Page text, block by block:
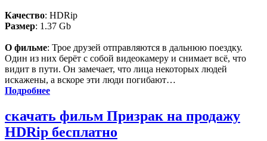
Качество: HDRip
Размер: 1.37 Gb
О фильме: Трое друзей отправляются в дальнюю поездку.
Один из них берёт с собой видеокамеру и снимает всё, что
видит в пути. Он замечает, что лица некоторых людей
искажены, а вскоре эти люди погибают…
Подробнее
скачать фильм Призрак на продажу
HDRip бесплатно